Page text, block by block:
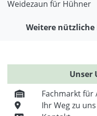
Weidezaun für Hühner
Weitere
Unser
Fachmarkt für
Ihr Weg zu uns